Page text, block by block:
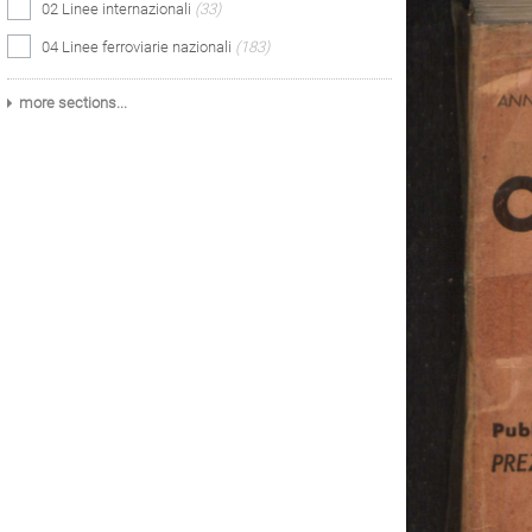
02 Linee internazionali (33)
04 Linee ferroviarie nazionali (183)
more sections...